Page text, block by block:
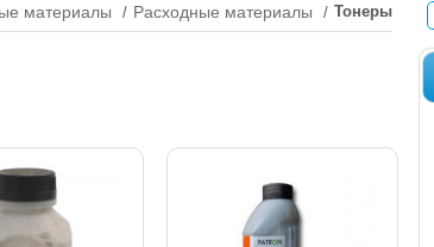
материалы / Расходные материалы / Тонеры